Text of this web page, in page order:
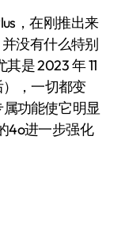
，在刚推出来
没有什么特别
是 2023 年 11
，一切都变
功能使它明显
4o进一步强化